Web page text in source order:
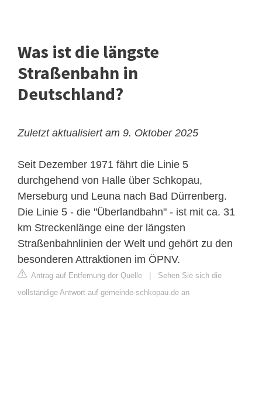
Was ist die längste
Straßenbahn in
Deutschland?
Zuletzt aktualisiert am 9. Oktober 2025
Seit Dezember 1971 fährt die Linie 5
durchgehend von Halle über Schkopau,
Merseburg und Leuna nach Bad Dürrenberg.
Die Linie 5 - die "Überlandbahn" - ist mit ca. 31
km Streckenlänge eine der längsten
Straßenbahnlinien der Welt und gehört zu den
besonderen Attraktionen im ÖPNV.
Antrag auf Entfernung der Quelle
Sehen Sie sich die
vollständige Antwort auf gemeinde-schkopau.de an